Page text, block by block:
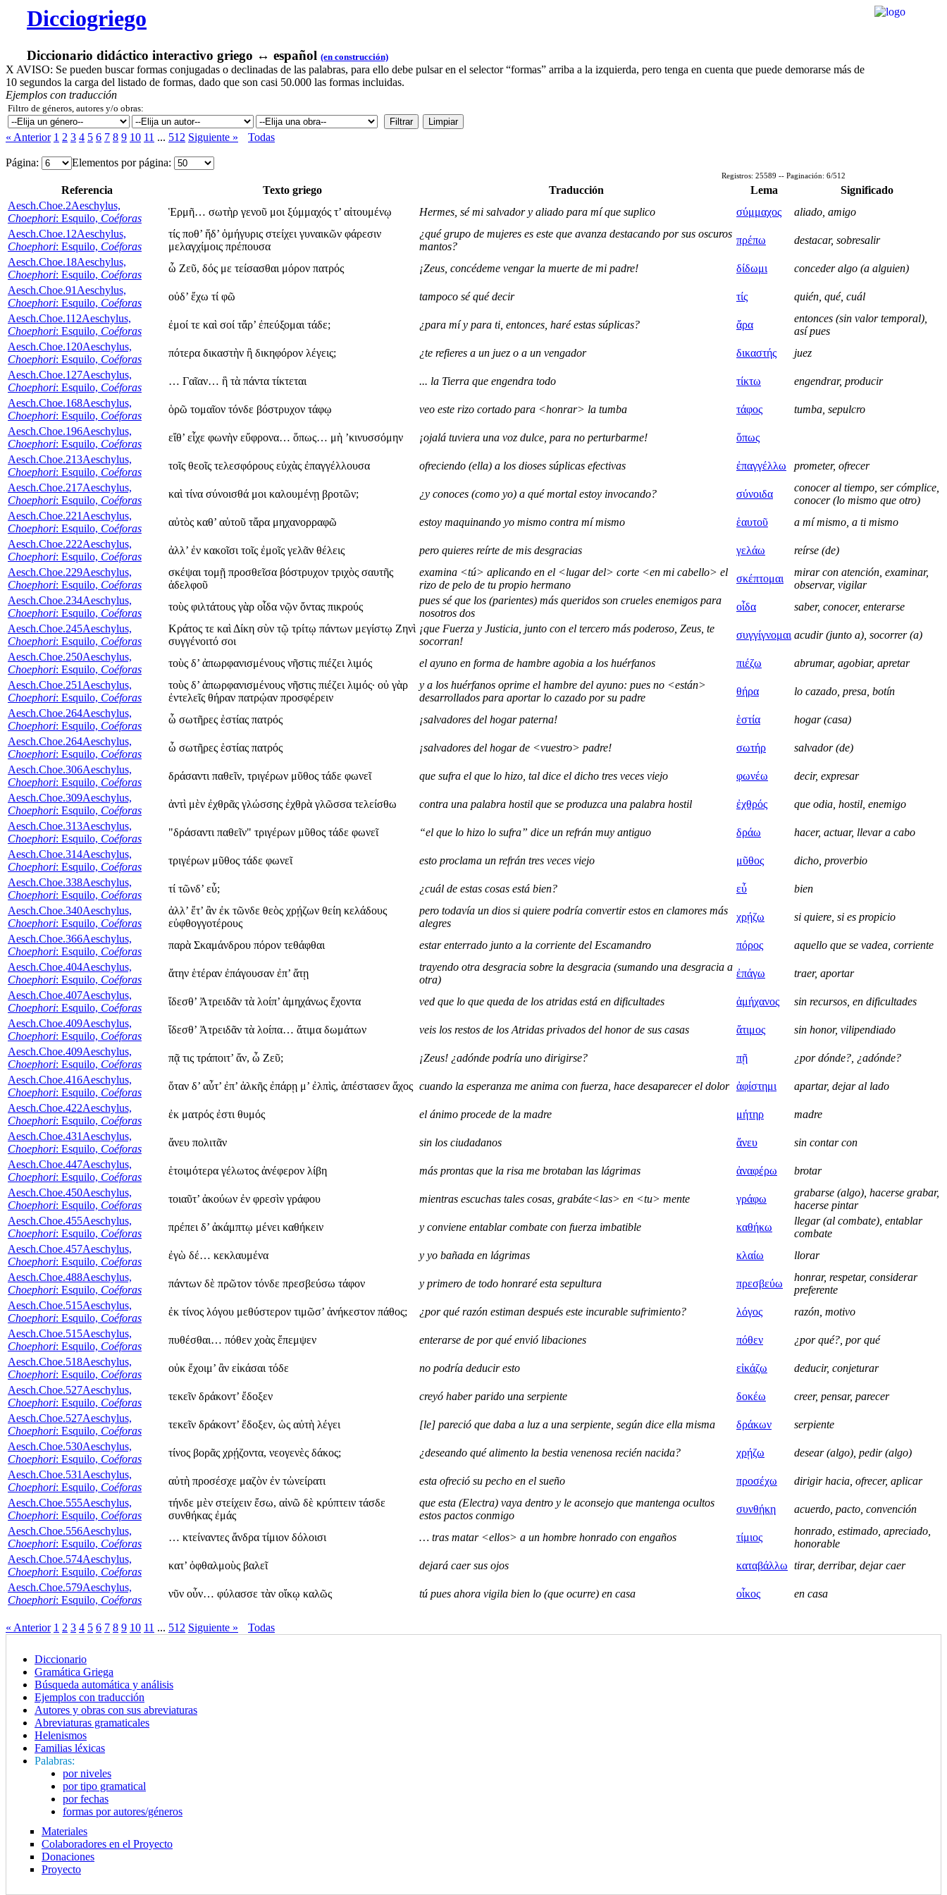
Dicciogriego
Diccionario didáctico interactivo griego ↔ español (en construcción)
X AVISO: Se pueden buscar formas conjugadas o declinadas de las palabras, para ello debe pulsar en el selector “formas” arriba a la izquierda, pero tenga en cuenta que puede demorarse más de
10 segundos la carga del listado de formas, dado que son casi 50.000 las formas incluidas.
Ejemplos con traducción
Filtro de géneros, autores y/o obras:
« Anterior 1 2 3 4 5 6 7 8 9 10 11 ... 512 Siguiente » Todas
Página: Elementos por página:
Registros: 25589 -- Paginación: 6/512
Referencia Texto griego Traducción Lema
Significado
Aesch.Choe.2Aeschylus,
Choephori: Esquilo, Coéforas
Ἑρμῆ… σωτὴρ γενοῦ μοι ξύμμαχός τ’ αἰτουμένῳ Hermes, sé mi salvador y aliado para mí que suplico σύμμαχος
aliado, amigo
Aesch.Choe.12Aeschylus,
Choephori: Esquilo, Coéforas
τίς ποθ’ ἥδ’ ὁμήγυρις στείχει γυναικῶν φάρεσιν
μελαγχίμοις πρέπουσα
¿qué grupo de mujeres es este que avanza destacando por sus oscuros
mantos?
πρέπω
destacar, sobresalir
Aesch.Choe.18Aeschylus,
Choephori: Esquilo, Coéforas
ὦ Ζεῦ, δός με τείσασθαι μόρον πατρός ¡Zeus, concédeme vengar la muerte de mi padre! δίδωμι
conceder algo (a alguien)
Aesch.Choe.91 Aeschylus,
Choephori: Esquilo, Coéforas
οὐδ’ ἔχω τί φῶ tampoco sé qué decir τίς
quién, qué, cuál
Aesch.Choe.112Aeschylus,
Choephori: Esquilo, Coéforas
ἐμοί τε καὶ σοί τἄρ’ ἐπεύξομαι τάδε; ¿para mí y para ti, entonces, haré estas súplicas? ἄρα
entonces (sin valor temporal),
así pues
Aesch.Choe.120Aeschylus,
Choephori: Esquilo, Coéforas
πότερα δικαστὴν ἢ δικηφόρον λέγεις; ¿te refieres a un juez o a un vengador δικαστής
juez
Aesch.Choe.127Aeschylus,
Choephori: Esquilo, Coéforas
… Γαῖαν… ἣ τὰ πάντα τίκτεται ... la Tierra que engendra todo τίκτω
engendrar, producir
Aesch.Choe.168Aeschylus,
Choephori: Esquilo, Coéforas
ὁρῶ τομαῖον τόνδε βόστρυχον τάφῳ veo este rizo cortado para <honrar> la tumba τάφος
tumba, sepulcro
Aesch.Choe.196Aeschylus,
Choephori: Esquilo, Coéforas
εἴθ’ εἶχε φωνὴν εὔφρονα… ὅπως… μὴ ’κινυσσόμην ¡ojalá tuviera una voz dulce, para no perturbarme!
ὅπως
Aesch.Choe.213Aeschylus,
Choephori: Esquilo, Coéforas
τοῖς θεοῖς τελεσφόρους εὐχὰς ἐπαγγέλλουσα ofreciendo (ella) a los dioses súplicas efectivas ἐπαγγέλλω
prometer, ofrecer
Aesch.Choe.217Aeschylus,
Choephori: Esquilo, Coéforas
καὶ τίνα σύνοισθά μοι καλουμένῃ βροτῶν; ¿y conoces (como yo) a qué mortal estoy invocando? σύνοιδα
conocer al tiempo, ser cómplice,
conocer (lo mismo que otro)
Aesch.Choe.221 Aeschylus,
Choephori: Esquilo, Coéforas
αὐτὸς καθ’ αὑτοῦ τἄρα μηχανορραφῶ estoy maquinando yo mismo contra mí mismo ἑαυτοῦ
a mí mismo, a ti mismo
Aesch.Choe.222Aeschylus,
Choephori: Esquilo, Coéforas
ἀλλ’ ἐν κακοῖσι τοῖς ἐμοῖς γελᾶν θέλεις pero quieres reírte de mis desgracias γελάω
reírse (de)
Aesch.Choe.229Aeschylus,
Choephori: Esquilo, Coéforas
σκέψαι τομῇ προσθεῖσα βόστρυχον τριχὸς σαυτῆς
ἀδελφοῦ
examina <tú> aplicando en el <lugar del> corte <en mi cabello> el
rizo de pelo de tu propio hermano
σκέπτομαι
mirar con atención, examinar,
observar, vigilar
Aesch.Choe.234Aeschylus,
Choephori: Esquilo, Coéforas
τοὺς φιλτάτους γὰρ οἶδα νῷν ὄντας πικρούς
pues sé que los (parientes) más queridos son crueles enemigos para
nosotros dos
οἶδα
saber, conocer, enterarse
Aesch.Choe.245Aeschylus,
Choephori: Esquilo, Coéforas
Κράτος τε καὶ Δίκη σὺν τῷ τρίτῳ πάντων μεγίστῳ Ζηνὶ
συγγένοιτό σοι
¡que Fuerza y Justicia, junto con el tercero más poderoso, Zeus, te
socorran!
συγγίγνομαι acudir (junto a), socorrer (a)
Aesch.Choe.250Aeschylus,
Choephori: Esquilo, Coéforas
τοὺς δ’ ἀπωρφανισμένους νῆστις πιέζει λιμός el ayuno en forma de hambre agobia a los huérfanos πιέζω
abrumar, agobiar, apretar
Aesch.Choe.251 Aeschylus,
Choephori: Esquilo, Coéforas
τοὺς δ’ ἀπωρφανισμένους νῆστις πιέζει λιμός· οὐ γὰρ
ἐντελεῖς θήραν πατρῴαν προσφέρειν
y a los huérfanos oprime el hambre del ayuno: pues no <están>
desarrollados para aportar lo cazado por su padre
θήρα
lo cazado, presa, botín
Aesch.Choe.264Aeschylus,
Choephori: Esquilo, Coéforas
ὦ σωτῆρες ἑστίας πατρός ¡salvadores del hogar paterna! ἑστία
hogar (casa)
Aesch.Choe.264Aeschylus,
Choephori: Esquilo, Coéforas
ὦ σωτῆρες ἑστίας πατρός ¡salvadores del hogar de <vuestro> padre! σωτήρ
salvador (de)
Aesch.Choe.306Aeschylus,
Choephori: Esquilo, Coéforas
δράσαντι παθεῖν, τριγέρων μῦθος τάδε φωνεῖ que sufra el que lo hizo, tal dice el dicho tres veces viejo φωνέω
decir, expresar
Aesch.Choe.309Aeschylus,
Choephori: Esquilo, Coéforas
ἀντὶ μὲν ἐχθρᾶς γλώσσης ἐχθρὰ γλῶσσα τελείσθω contra una palabra hostil que se produzca una palabra hostil ἐχθρός
que odia, hostil, enemigo
Aesch.Choe.313Aeschylus,
Choephori: Esquilo, Coéforas
"δράσαντι παθεῖν" τριγέρων μῦθος τάδε φωνεῖ “el que lo hizo lo sufra” dice un refrán muy antiguo δράω
hacer, actuar, llevar a cabo
Aesch.Choe.314Aeschylus,
Choephori: Esquilo, Coéforas
τριγέρων μῦθος τάδε φωνεῖ esto proclama un refrán tres veces viejo μῦθος
dicho, proverbio
Aesch.Choe.338Aeschylus,
Choephori: Esquilo, Coéforas
τί τῶνδ’ εὖ; ¿cuál de estas cosas está bien? εὖ
bien
Aesch.Choe.340Aeschylus,
Choephori: Esquilo, Coéforas
ἀλλ’ ἔτ’ ἂν ἐκ τῶνδε θεὸς χρῄζων θείη κελάδους
εὐφθογγοτέρους
pero todavía un dios si quiere podría convertir estos en clamores más
alegres
χρῄζω
si quiere, si es propicio
Aesch.Choe.366Aeschylus,
Choephori: Esquilo, Coéforas
παρὰ Σκαμάνδρου πόρον τεθάφθαι estar enterrado junto a la corriente del Escamandro πόρος
aquello que se vadea, corriente
Aesch.Choe.404Aeschylus,
Choephori: Esquilo, Coéforas
ἄτην ἑτέραν ἐπάγουσαν ἐπ’ ἄτῃ
trayendo otra desgracia sobre la desgracia (sumando una desgracia a
otra)
ἐπάγω
traer, aportar
Aesch.Choe.407Aeschylus,
Choephori: Esquilo, Coéforas
ἴδεσθ’ Ἀτρειδᾶν τὰ λοίπ’ ἀμηχάνως ἔχοντα ved que lo que queda de los atridas está en dificultades ἀμήχανος
sin recursos, en dificultades
Aesch.Choe.409Aeschylus,
Choephori: Esquilo, Coéforas
ἴδεσθ’ Ἀτρειδᾶν τὰ λοίπα… ἄτιμα δωμάτων veis los restos de los Atridas privados del honor de sus casas ἄτιμος
sin honor, vilipendiado
Aesch.Choe.409Aeschylus,
Choephori: Esquilo, Coéforas
πᾷ τις τράποιτ’ ἄν, ὦ Ζεῦ; ¡Zeus! ¿adónde podría uno dirigirse? πῇ
¿por dónde?, ¿adónde?
Aesch.Choe.416Aeschylus,
Choephori: Esquilo, Coéforas
ὅταν δ’ αὖτ’ ἐπ’ ἀλκῆς ἐπάρῃ μ’ ἐλπὶς, ἀπέστασεν ἄχος cuando la esperanza me anima con fuerza, hace desaparecer el dolor ἀφίστημι
apartar, dejar al lado
Aesch.Choe.422Aeschylus,
Choephori: Esquilo, Coéforas
ἐκ ματρός ἐστι θυμός el ánimo procede de la madre μήτηρ
madre
Aesch.Choe.431 Aeschylus,
Choephori: Esquilo, Coéforas
ἄνευ πολιτᾶν sin los ciudadanos ἄνευ
sin contar con
Aesch.Choe.447Aeschylus,
Choephori: Esquilo, Coéforas
ἑτοιμότερα γέλωτος ἀνέφερον λίβη más prontas que la risa me brotaban las lágrimas ἀναφέρω
brotar
Aesch.Choe.450Aeschylus,
Choephori: Esquilo, Coéforas
τοιαῦτ’ ἀκούων ἐν φρεσὶν γράφου mientras escuchas tales cosas, grabáte<las> en <tu> mente γράφω
grabarse (algo), hacerse grabar,
hacerse pintar
Aesch.Choe.455Aeschylus,
Choephori: Esquilo, Coéforas
πρέπει δ’ ἀκάμπτῳ μένει καθήκειν y conviene entablar combate con fuerza imbatible καθήκω
llegar (al combate), entablar
combate
Aesch.Choe.457Aeschylus,
Choephori: Esquilo, Coéforas
ἐγὼ δέ… κεκλαυμένα y yo bañada en lágrimas κλαίω
llorar
Aesch.Choe.488Aeschylus,
Choephori: Esquilo, Coéforas
πάντων δὲ πρῶτον τόνδε πρεσβεύσω τάφον y primero de todo honraré esta sepultura πρεσβεύω
honrar, respetar, considerar
preferente
Aesch.Choe.515Aeschylus,
Choephori: Esquilo, Coéforas
ἐκ τίνος λόγου μεθύστερον τιμῶσ’ ἀνήκεστον πάθος; ¿por qué razón estiman después este incurable sufrimiento? λόγος
razón, motivo
Aesch.Choe.515Aeschylus,
Choephori: Esquilo, Coéforas
πυθέσθαι… πόθεν χοὰς ἔπεμψεν enterarse de por qué envió libaciones πόθεν
¿por qué?, por qué
Aesch.Choe.518Aeschylus,
Choephori: Esquilo, Coéforas
οὐκ ἔχοιμ’ ἂν εἰκάσαι τόδε no podría deducir esto εἰκάζω
deducir, conjeturar
Aesch.Choe.527Aeschylus,
Choephori: Esquilo, Coéforas
τεκεῖν δράκοντ’ ἔδοξεν creyó haber parido una serpiente δοκέω
creer, pensar, parecer
Aesch.Choe.527Aeschylus,
Choephori: Esquilo, Coéforas
τεκεῖν δράκοντ’ ἔδοξεν, ὡς αὐτὴ λέγει [le] pareció que daba a luz a una serpiente, según dice ella misma δράκων
serpiente
Aesch.Choe.530Aeschylus,
Choephori: Esquilo, Coéforas
τίνος βορᾶς χρῄζοντα, νεογενὲς δάκος; ¿deseando qué alimento la bestia venenosa recién nacida? χρῄζω
desear (algo), pedir (algo)
Aesch.Choe.531 Aeschylus,
Choephori: Esquilo, Coéforas
αὐτὴ προσέσχε μαζὸν ἐν τὠνείρατι esta ofreció su pecho en el sueño προσέχω
dirigir hacia, ofrecer, aplicar
Aesch.Choe.555Aeschylus,
Choephori: Esquilo, Coéforas
τήνδε μὲν στείχειν ἔσω, αἰνῶ δὲ κρύπτειν τάσδε
συνθήκας ἐμάς
que esta (Electra) vaya dentro y le aconsejo que mantenga ocultos
estos pactos conmigo
συνθήκη
acuerdo, pacto, convención
Aesch.Choe.556Aeschylus,
Choephori: Esquilo, Coéforas
… κτείναντες ἄνδρα τίμιον δόλοισι … tras matar <ellos> a un hombre honrado con engaños τίμιος
honrado, estimado, apreciado,
honorable
Aesch.Choe.574Aeschylus,
Choephori: Esquilo, Coéforas
κατ’ ὀφθαλμοὺς βαλεῖ dejará caer sus ojos καταβάλλω tirar, derribar, dejar caer
Aesch.Choe.579Aeschylus,
Choephori: Esquilo, Coéforas
νῦν οὖν… φύλασσε τὰν οἴκῳ καλῶς tú pues ahora vigila bien lo (que ocurre) en casa οἶκος en casa
« Anterior 1 2 3 4 5 6 7 8 9 10 11 ... 512 Siguiente » Todas
Diccionario
Gramática Griega
Búsqueda automática y análisis
Ejemplos con traducción
Autores y obras con sus abreviaturas
Abreviaturas gramaticales
Helenismos
Familias léxicas
Palabras:
por niveles
por tipo gramatical
por fechas
formas por autores/géneros
Materiales
Colaboradores en el Proyecto
Donaciones
Proyecto